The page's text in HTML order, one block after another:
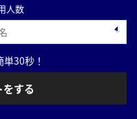
人数
30秒！
する